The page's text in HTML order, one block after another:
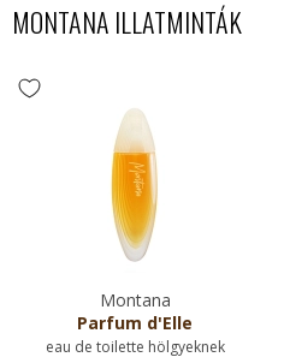
MONTANA ILLATMINTÁK
Montana
Parfum d'Elle
eau de toilette hölgyeknek